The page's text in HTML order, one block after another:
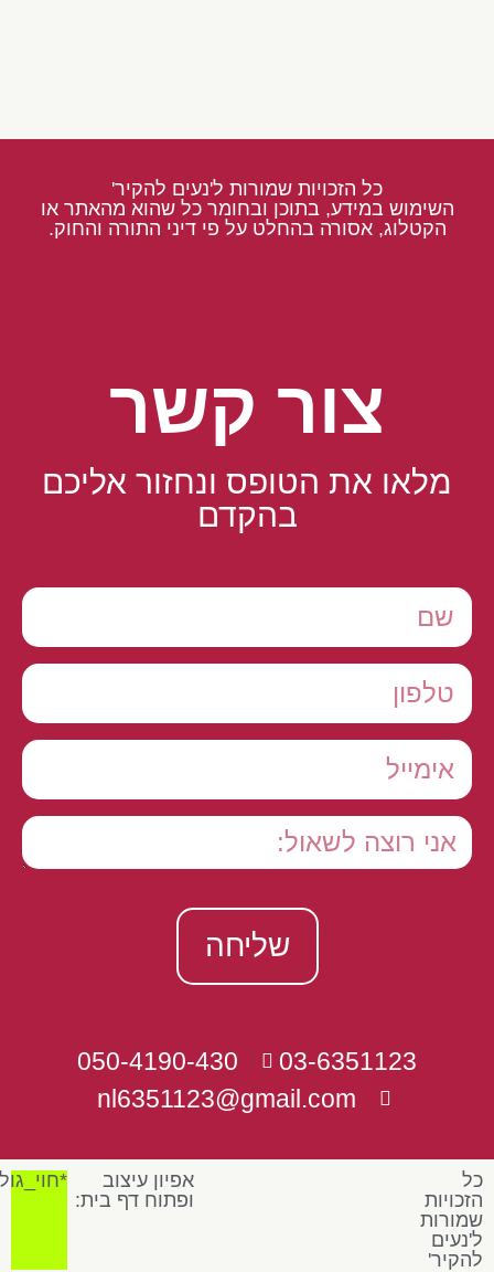
כל הזכויות שמורות ל'נעים להקיר'
השימוש במידע, בתוכן ובחומר כל שהוא מהאתר או
הקטלוג, אסורה בהחלט על פי דיני התורה והחוק.
צור קשר
מלאו את הטופס ונחזור אליכם
בהקדם
שליחה
03-6351123
050-4190-430
nl6351123@gmail.com
כל
הזכויות
שמורות
ל'נעים
להקיר'
אפיון עיצוב
ופתוח דף בית: